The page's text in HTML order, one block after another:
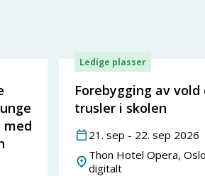
med
Ledige plasser
Forebygging av vold
trusler i skolen
21 . sep - 22. sep 2026
Thon Hotel Opera,
digitalt